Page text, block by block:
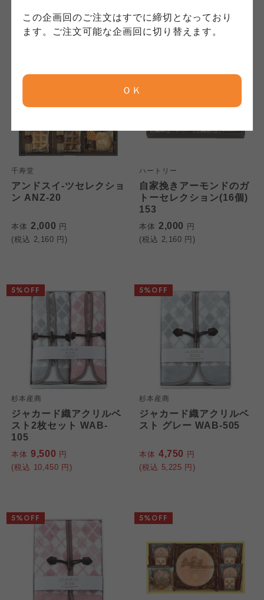
この企画回のご注文はすでに締切となっており
ます。ご注文可能な企画回に切り替えます。
ＯＫ
2,052円)
(税込3,078 円)
千寿堂
アンドスイ-ツセレクショ
ン ANZ-20
本体 2,000 円
(税込 2,160 円)
ハートリー
自家挽きアーモンドのガ
トーセレクション(16個)
153
本体 2,000 円
(税込 2,160 円)
杉本産商
ジャカード織アクリルベ
スト2枚セット WAB-
105
本体 9,500 円
(税込 10,450 円)
5%OFF
杉本産商
ジャカード織アクリルベ
スト グレー WAB-505
本体 4,750 円
(税込 5,225 円)
5%OFF
5%OFF 5%OFF
コープしが
ならコープ
おおさかパルコープ
よどがわ市民生協
コープしが
ならコープ
おおさかパルコープ
よどがわ市民生協
大阪いずみ市民生協
コープしが
ならコープ
おおさかパルコープ
よどがわ市民生協